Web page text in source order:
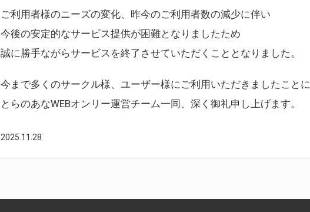
ご利用者様のニーズの変化、昨今のご利用者数の減少に伴い
今後の安定的なサービス提供が困難となりましたため
誠に勝手ながらサービスを終了させていただくこととなりました。
今まで多くのサークル様、ユーザー様にご利用いただきましたことに
とらのあなWEBオンリー運営チーム一同、深く御礼申し上げます。
2025.11.28